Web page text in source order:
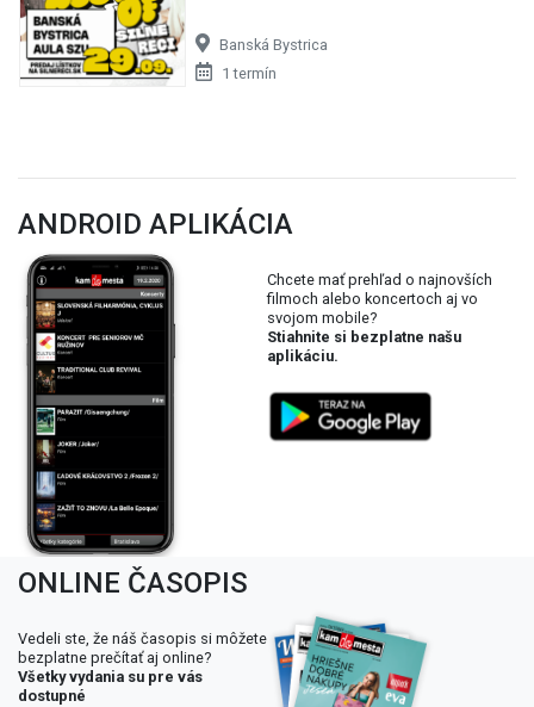
Banská Bystrica
1 termín
ANDROID APLIKÁCIA
Chcete mať prehľad o najnovších
filmoch alebo koncertoch aj vo
svojom mobile?
Stiahnite si bezplatne našu
aplikáciu.
ONLINE ČASOPIS
Vedeli ste, že náš časopis si môžete
bezplatne prečítať aj online?
Všetky vydania su pre vás
dostupné